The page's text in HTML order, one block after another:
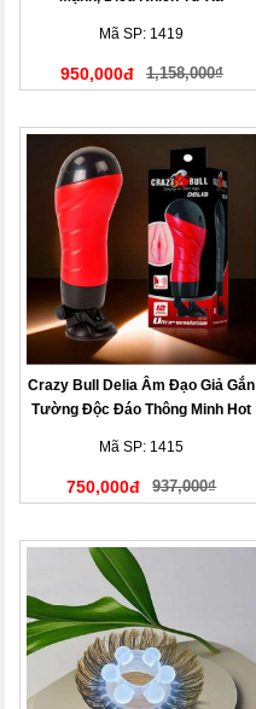
Mã SP: 1419
950,000đ 1,158,000₫
Crazy Bull Delia Âm Đạo Giả Gắn
Tường Độc Đáo Thông Minh Hot
Mã SP: 1415
750,000đ 937,000₫